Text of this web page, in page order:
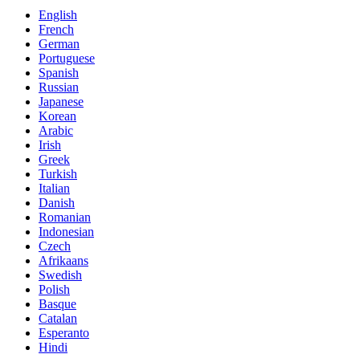
English
French
German
Portuguese
Spanish
Russian
Japanese
Korean
Arabic
Irish
Greek
Turkish
Italian
Danish
Romanian
Indonesian
Czech
Afrikaans
Swedish
Polish
Basque
Catalan
Esperanto
Hindi